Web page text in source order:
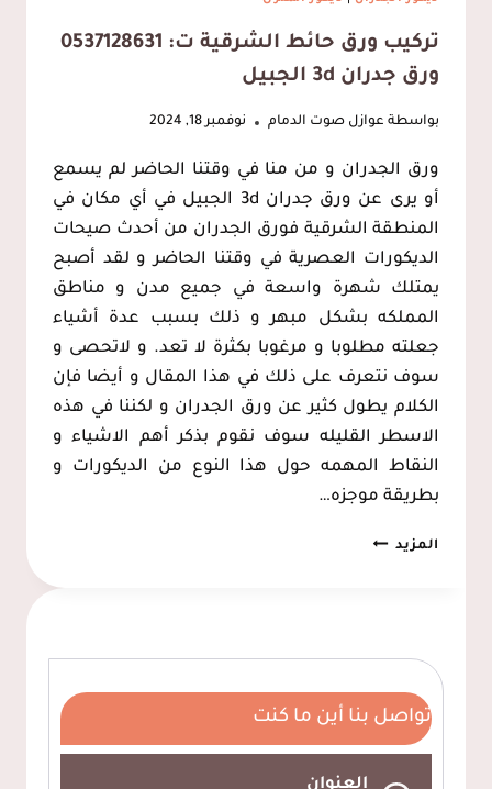
تركيب ورق حائط الشرقية ت: 0537128631
ورق جدران 3d الجبيل
بواسطة عوازل صوت الدمام نوفمبر 18, 2024
ورق الجدران و من منا في وقتنا الحاضر لم يسمع
أو يرى عن ورق جدران 3d الجبيل في أي مكان في
المنطقة الشرقية فورق الجدران من أحدث صيحات
الديكورات العصرية في وقتنا الحاضر و لقد أصبح
يمتلك شهرة واسعة في جميع مدن و مناطق
المملكه بشكل مبهر و ذلك بسبب عدة أشياء
جعلته مطلوبا و مرغوبا بكثرة لا تعد. و لاتحصى و
سوف نتعرف على ذلك في هذا المقال و أيضا فإن
الكلام يطول كثير عن ورق الجدران و لكننا في هذه
الاسطر القليله سوف نقوم بذكر أهم الاشياء و
النقاط المهمه حول هذا النوع من الديكورات و
بطريقة موجزه…
المزيدتركيب
ت:
0537128631
ورق
جدران
3D
تواصل بنا أين ما كنت